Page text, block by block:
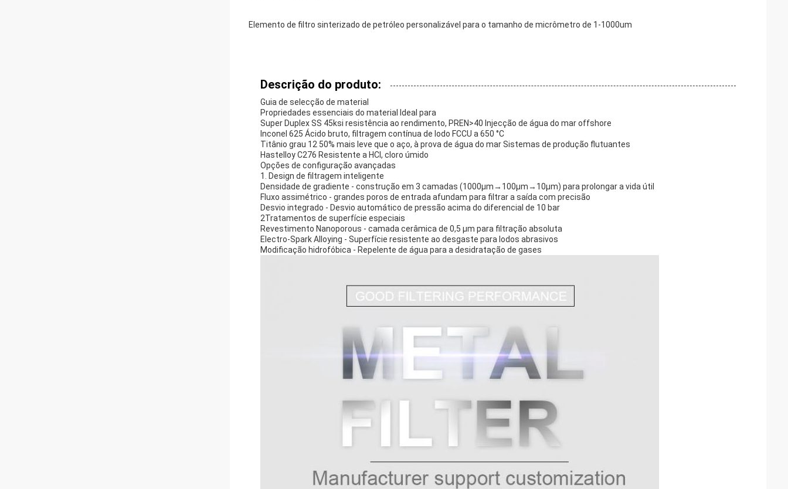
Elemento de filtro sinterizado de petróleo personalizável para o tamanho de micrômetro de 1-1000um
Descrição do produto:
Guia de selecção de material
Propriedades essenciais do material Ideal para
Super Duplex SS 45ksi resistência ao rendimento, PREN>40 Injecção de água do mar offshore
Inconel 625 Ácido bruto, filtragem contínua de lodo FCCU a 650 °C
Titânio grau 12 50% mais leve que o aço, à prova de água do mar Sistemas de produção flutuantes
Hastelloy C276 Resistente a HCl, cloro úmido
Opções de configuração avançadas
1. Design de filtragem inteligente
Densidade de gradiente - construção em 3 camadas (1000μm→100μm→10μm) para prolongar a vida útil
Fluxo assimétrico - grandes poros de entrada afundam para filtrar a saída com precisão
Desvio integrado - Desvio automático de pressão acima do diferencial de 10 bar
2Tratamentos de superfície especiais
Revestimento Nanoporous - camada cerâmica de 0,5 μm para filtração absoluta
Electro-Spark Alloying - Superfície resistente ao desgaste para lodos abrasivos
Modificação hidrofóbica - Repelente de água para a desidratação de gases